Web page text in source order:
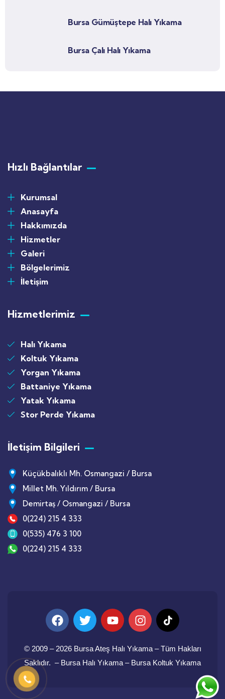
Bursa Gümüştepe Halı Yıkama
Bursa Çalı Halı Yıkama
Hızlı Bağlantılar
Kurumsal
Anasayfa
Hakkımızda
Hizmetler
Galeri
Bölgelerimiz
İletişim
Hizmetlerimiz
Halı Yıkama
Koltuk Yıkama
Yorgan Yıkama
Battaniye Yıkama
Yatak Yıkama
Stor Perde Yıkama
İletişim Bilgileri
Küçükbalıklı Mh. Osmangazi / Bursa
Millet Mh. Yıldırım / Bursa
Demirtaş / Osmangazi / Bursa
0(224) 215 4 333
0(535) 476 3 100
0(224) 215 4 333
© 2009 – 2026 Bursa Ateş Halı Yıkama – Tüm Hakları
Saklıdır. – Bursa Halı Yıkama – Bursa Koltuk Yıkama